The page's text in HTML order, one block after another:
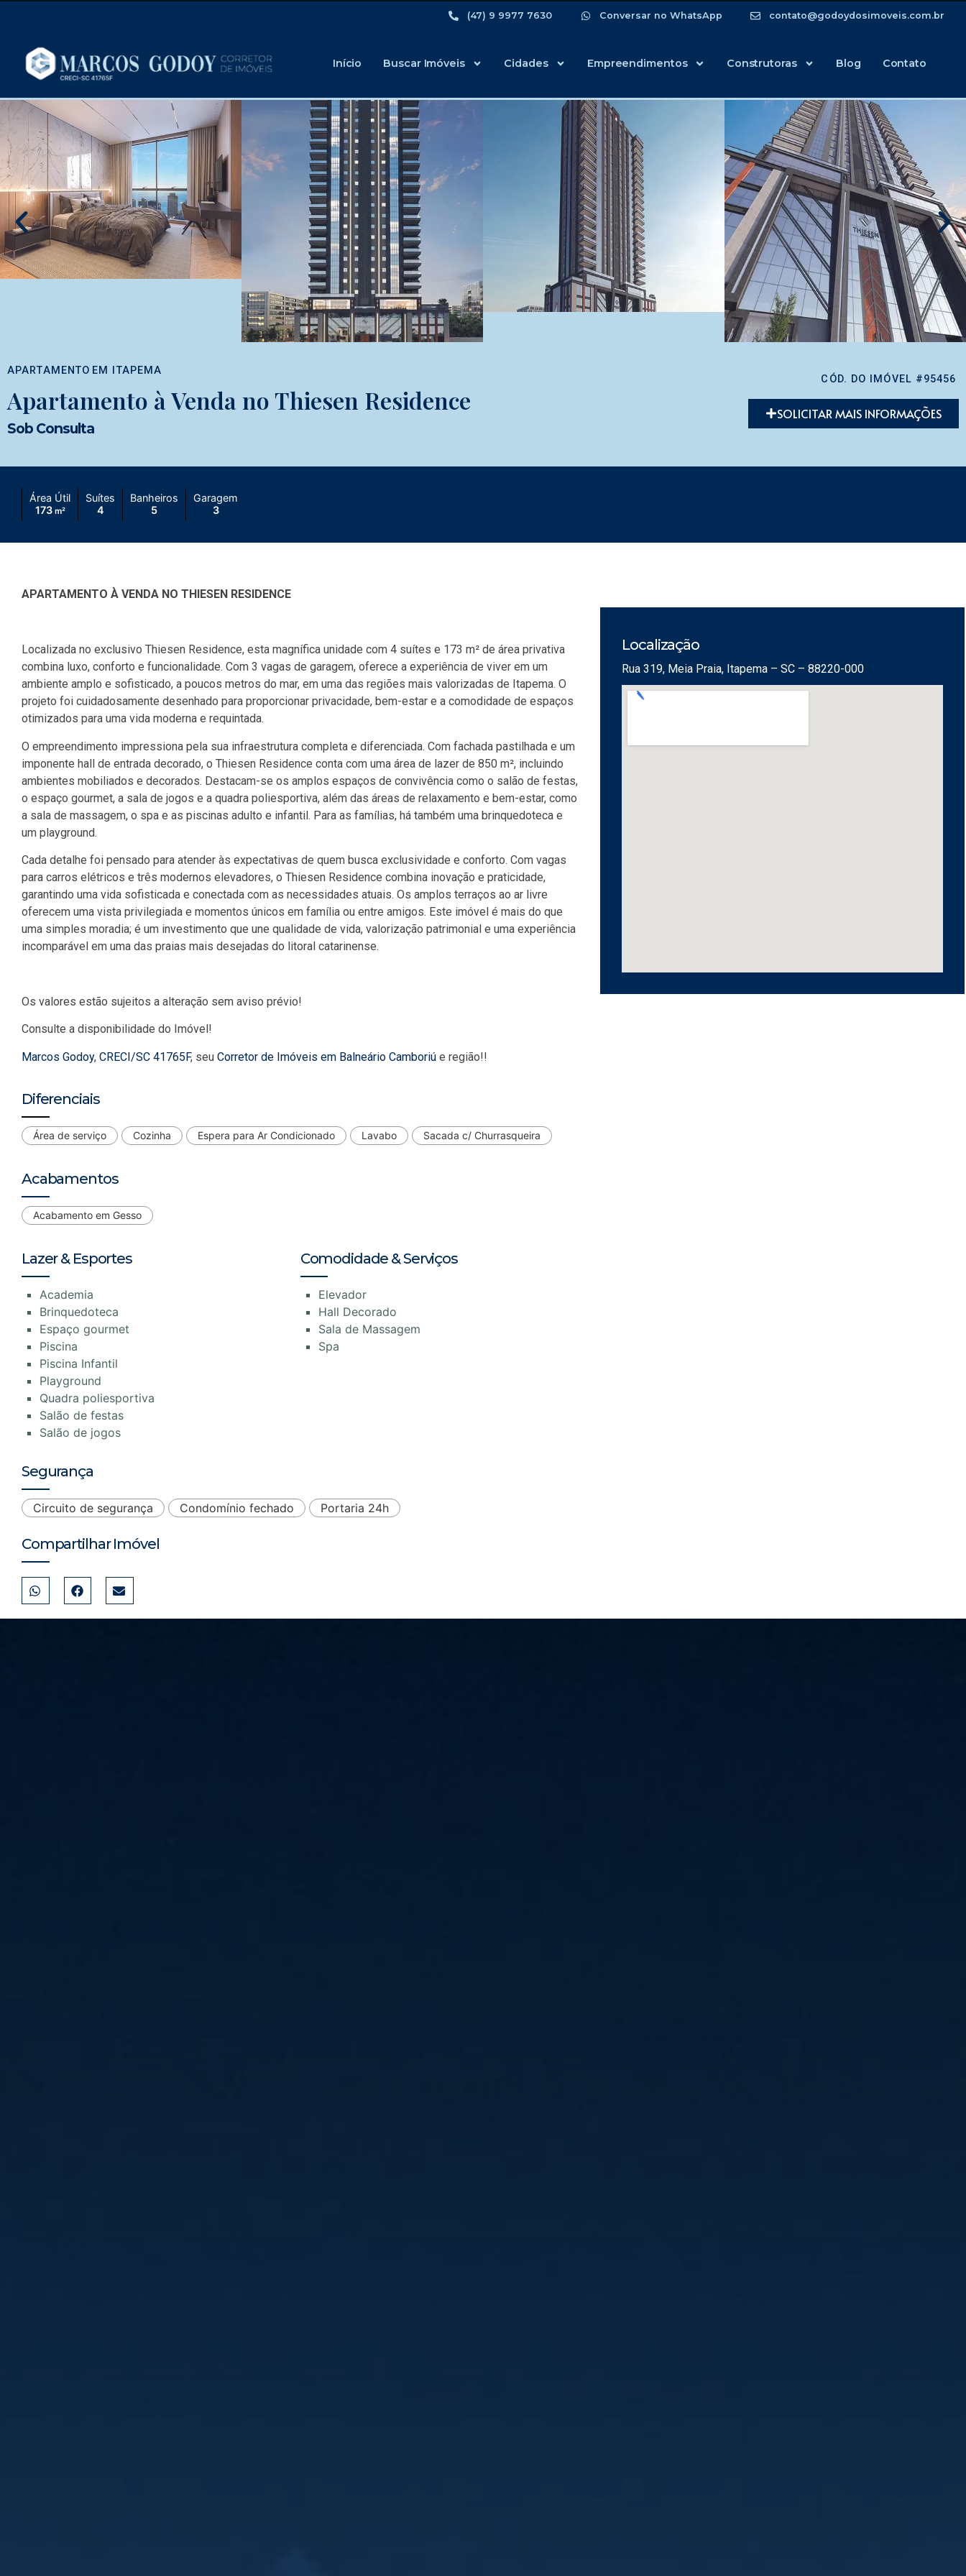
(47) 9 9977 7630 Conversar no WhatsApp contato@godoydosimoveis.com.br
Início Buscar Imóveis Cidades Empreendimentos Construtoras Blog Contato
APARTAMENTO EM ITAPEMA
Apartamento à Venda no Thiesen Residence
Sob Consulta
CÓD. DO IMÓVEL #95456
SOLICITAR MAIS INFORMAÇÕES
Área Útil
173m²
Suítes
4
Banheiros
5
Garagem
3
APARTAMENTO À VENDA NO THIESEN RESIDENCE
Localizada no exclusivo Thiesen Residence, esta magnífica unidade com 4 suítes e 173 m² de área privativa
combina luxo, conforto e funcionalidade. Com 3 vagas de garagem, oferece a experiência de viver em um
ambiente amplo e sofisticado, a poucos metros do mar, em uma das regiões mais valorizadas de Itapema. O
projeto foi cuidadosamente desenhado para proporcionar privacidade, bem-estar e a comodidade de espaços
otimizados para uma vida moderna e requintada.
O empreendimento impressiona pela sua infraestrutura completa e diferenciada. Com fachada pastilhada e um
imponente hall de entrada decorado, o Thiesen Residence conta com uma área de lazer de 850 m², incluindo
ambientes mobiliados e decorados. Destacam-se os amplos espaços de convivência como o salão de festas,
o espaço gourmet, a sala de jogos e a quadra poliesportiva, além das áreas de relaxamento e bem-estar, como
a sala de massagem, o spa e as piscinas adulto e infantil. Para as famílias, há também uma brinquedoteca e
um playground.
Cada detalhe foi pensado para atender às expectativas de quem busca exclusividade e conforto. Com vagas
para carros elétricos e três modernos elevadores, o Thiesen Residence combina inovação e praticidade,
garantindo uma vida sofisticada e conectada com as necessidades atuais. Os amplos terraços ao ar livre
oferecem uma vista privilegiada e momentos únicos em família ou entre amigos. Este imóvel é mais do que
uma simples moradia; é um investimento que une qualidade de vida, valorização patrimonial e uma experiência
incomparável em uma das praias mais desejadas do litoral catarinense.
Os valores estão sujeitos a alteração sem aviso prévio!
Consulte a disponibilidade do Imóvel!
Marcos Godoy, CRECI/SC 41765F, seu Corretor de Imóveis em Balneário Camboriú e região!!
Diferenciais
Área de serviço Cozinha Espera para Ar Condicionado Lavabo Sacada c/ Churrasqueira
Acabamentos
Acabamento em Gesso
Lazer & Esportes
Academia
Brinquedoteca
Espaço gourmet
Piscina
Piscina Infantil
Playground
Quadra poliesportiva
Salão de festas
Salão de jogos
Comodidade & Serviços
Elevador
Hall Decorado
Sala de Massagem
Spa
Segurança
Circuito de segurança Condomínio fechado Portaria 24h
Compartilhar Imóvel
Localização
Rua 319, Meia Praia, Itapema – SC – 88220-000